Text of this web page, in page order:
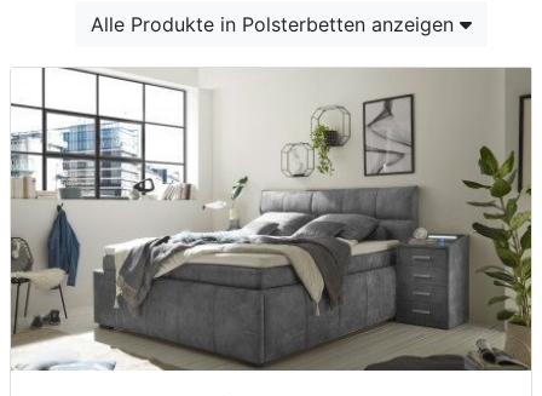
Alle Produkte in Polsterbetten anzeigen
Finanzierung
Markenwelt
Letz-
Deals